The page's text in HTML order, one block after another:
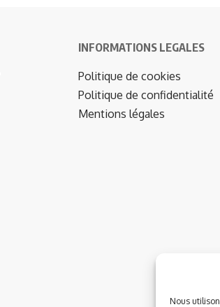
Nous
INFORMATIONS LEGALES
Politique de cookies
Politique de confidentialité
Mentions légales